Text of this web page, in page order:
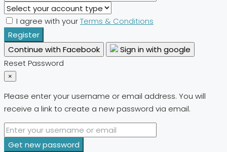
I agree with yourTerms & Conditions
Register
Continue with Facebook
Sign in with google
Reset Password
×
Please enter your username or email address. You will
receive a link to create a new password via email.
Get new password